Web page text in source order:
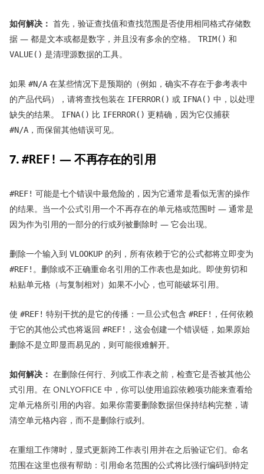
如何解决： 首先，验证查找值和查找范围是否使用相同格式存储数
据 — 都是文本或都是数字，并且没有多余的空格。 TRIM() 和
VALUE() 是清理源数据的工具。
如果 #N/A 在某些情况下是预期的（例如，确实不存在于参考表中
的产品代码），请将查找包装在 IFERROR() 或 IFNA() 中，以处理
缺失的结果。
IFNA() 比 IFERROR() 更精确，因为它仅捕获
#N/A ，而保留其他错误可见。
7.#REF! — 不再存在的引用
#REF! 可能是七个错误中最危险的，因为它通常是看似无害的操作
的结果。当一个公式引用一个不再存在的单元格或范围时 — 通常是
因为作为引用的一部分的行或列被删除时 — 它会出现。
删除一个输入到 VLOOKUP 的列，所有依赖于它的公式都将立即变为
#REF! 。删除或不正确重命名引用的工作表也是如此。即使剪切和
粘贴单元格（与复制相对）如果不小心，也可能破坏引用。
使 #REF! 特别干扰的是它的传播：一旦公式包含 #REF! ，任何依赖
于它的其他公式也将返回 #REF! ，这会创建一个错误链，如果原始
删除不是立即显而易见的，则可能很难解开。
如何解决： 在删除任何行、列或工作表之前，检查它是否被其他公
式引用。在 ONLYOFFICE 中，你可以使用追踪依赖项功能来查看给
定单元格所引用的内容。如果你需要删除数据但保持结构完整，请
清空单元格内容，而不是删除行或列。
在重组工作簿时，显式更新跨工作表引用并在之后验证它们。命名
范围在这里也很有帮助：引用命名范围的公式将比强行编码到特定